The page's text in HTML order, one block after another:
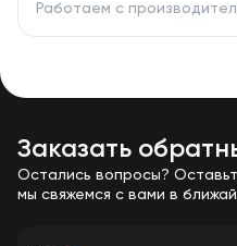
Работаем с
Заказать
Остались вопросы?
мы свяжемся с вами в